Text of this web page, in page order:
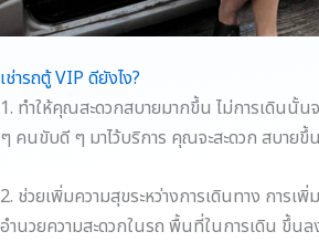
เช่ารถตู้ VIP ดียังไง?
1. ทำให้คุณสะดวกสบายมากขึ้น ไม่การเดินนั้น
ๆ คนขับดี ๆ มาไว้บริการ คุณจะสะดวก สบาย
2. ช่วยเพิ่มความสุขระหว่างการเดินทาง การเ
อำนวยความสะดวกในรถ พื้นที่ในการเดิน ขึ้น